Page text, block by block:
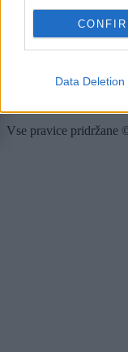
Data Deletion
Mali oglasi
Oglaševanje
Vse pravice pridržane